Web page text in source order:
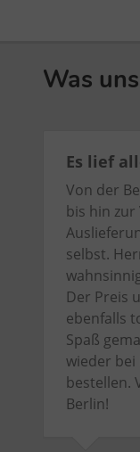
Was
Es lief
Von der
bis hin
selbst.
Der Preis
ebenfalls
Spaß
wieder bei
bestellen.
Berlin!